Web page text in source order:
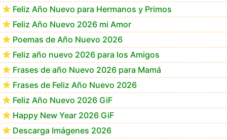
Feliz Año Nuevo para Hermanos y Primos
Feliz Año Nuevo 2026 mi Amor
Poemas de Año Nuevo 2026
Feliz año nuevo 2026 para los Amigos
Frases de año Nuevo 2026 para Mamá
Frases de Feliz Año Nuevo 2026
Feliz Año Nuevo 2026 GiF
Happy New Year 2026 GiF
Descarga Imágenes 2026